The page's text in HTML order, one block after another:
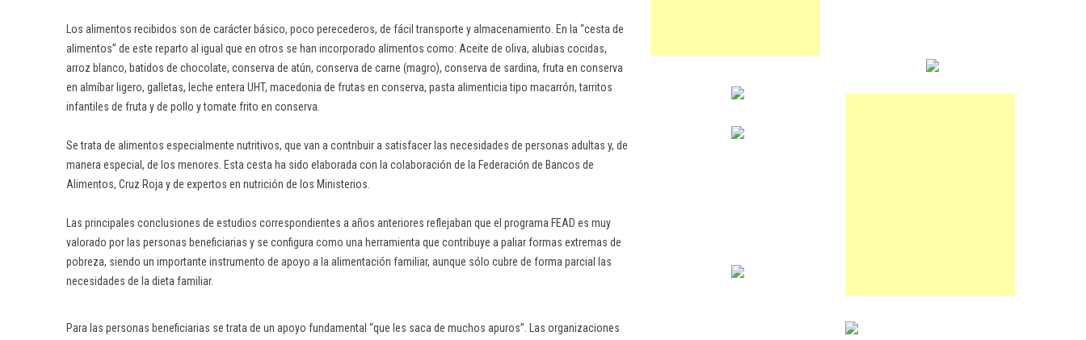
Los alimentos recibidos son de carácter básico, poco perecederos, de fácil transporte y almacenamiento. En la “cesta de
alimentos” de este reparto al igual que en otros se han incorporado alimentos como: Aceite de oliva, alubias cocidas,
arroz blanco, batidos de chocolate, conserva de atún, conserva de carne (magro), conserva de sardina, fruta en conserva
en almíbar ligero, galletas, leche entera UHT, macedonia de frutas en conserva, pasta alimenticia tipo macarrón, tarritos
infantiles de fruta y de pollo y tomate frito en conserva.
Se trata de alimentos especialmente nutritivos, que van a contribuir a satisfacer las necesidades de personas adultas y, de
manera especial, de los menores. Esta cesta ha sido elaborada con la colaboración de la Federación de Bancos de
Alimentos, Cruz Roja y de expertos en nutrición de los Ministerios.
Las principales conclusiones de estudios correspondientes a años anteriores reflejaban que el programa FEAD es muy
valorado por las personas beneficiarias y se configura como una herramienta que contribuye a paliar formas extremas de
pobreza, siendo un importante instrumento de apoyo a la alimentación familiar, aunque sólo cubre de forma parcial las
necesidades de la dieta familiar.
Para las personas beneficiarias se trata de un apoyo fundamental “que les saca de muchos apuros”. Las organizaciones